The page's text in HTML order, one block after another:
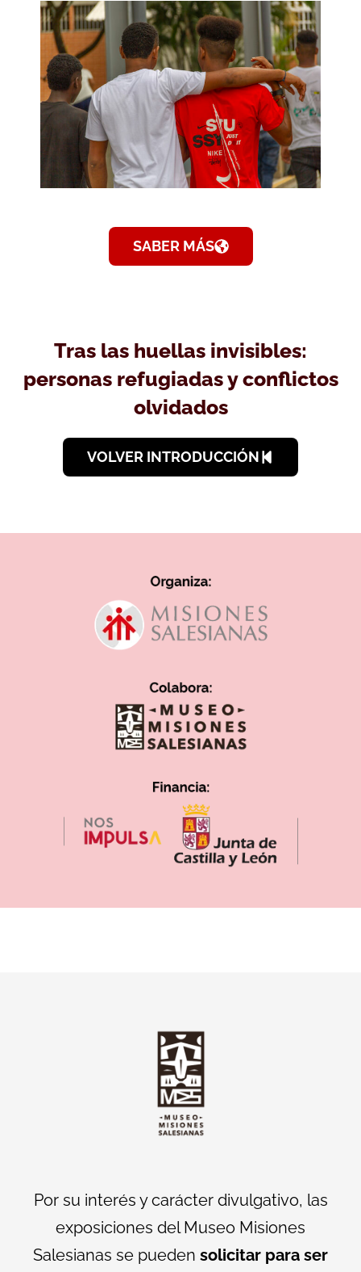
SABER MÁS
Tras las huellas invisibles:
personas refugiadas y conflictos
olvidados
VOLVER INTRODUCCIÓN
Por su interés y carácter divulgativo, las
exposiciones del Museo Misiones
Salesianas se pueden solicitar para ser